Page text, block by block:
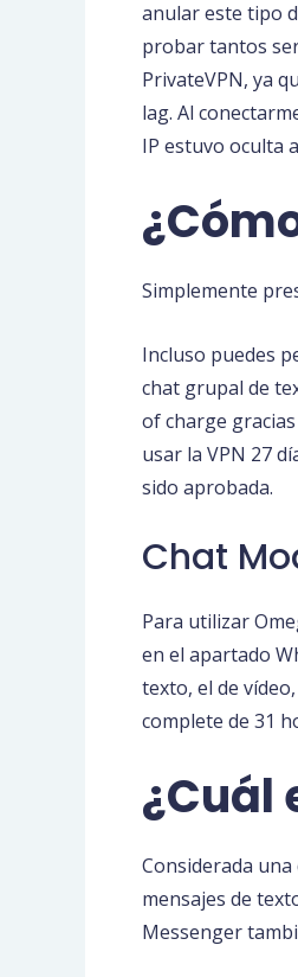
anular este tipo
probar tantos
PrivateVPN, ya
lag. Al
IP estuvo oculta
Simplemente
Incluso puedes
chat grupal de
of charge
usar la VPN 27
sido aprobada.
Chat
Para utilizar
en el apartado
texto, el de
complete de 31
¿Cuál
Considerada
mensajes de
Messenger